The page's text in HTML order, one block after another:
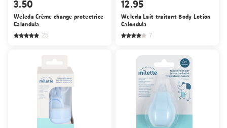
3.50
Weleda Crème change protectrice
Calendula
25
12.95
Weleda Lait traitant Body Lotion
Calendula
7